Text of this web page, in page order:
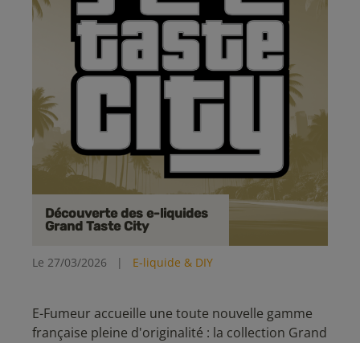
Découverte des e-liquides
Grand Taste City
Le 27/03/2026 | E-liquide & DIY
E-Fumeur accueille une toute nouvelle gamme
française pleine d'originalité : la collection Grand